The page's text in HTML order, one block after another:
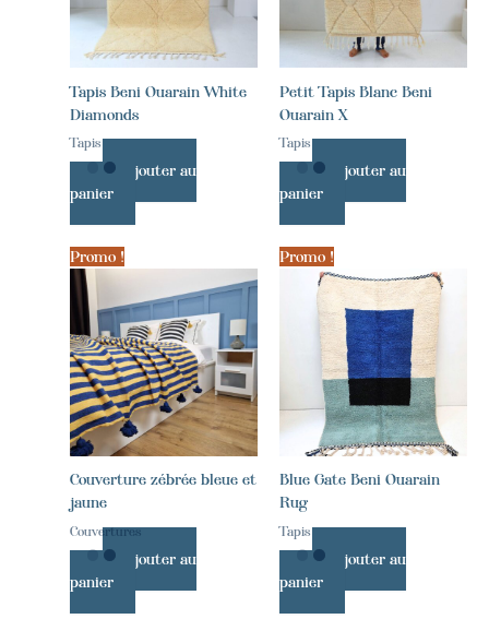
Tapis Beni Ouarain White
Diamonds
Tapis
Ajouter au
panier
Petit Tapis Blanc Beni
Ouarain X
Tapis
Ajouter au
panier
Promo !
Couverture zébrée bleue et
jaune
Couvertures
Ajouter au
panier
Promo !
Blue Gate Beni Ouarain
Rug
Tapis
Ajouter au
panier